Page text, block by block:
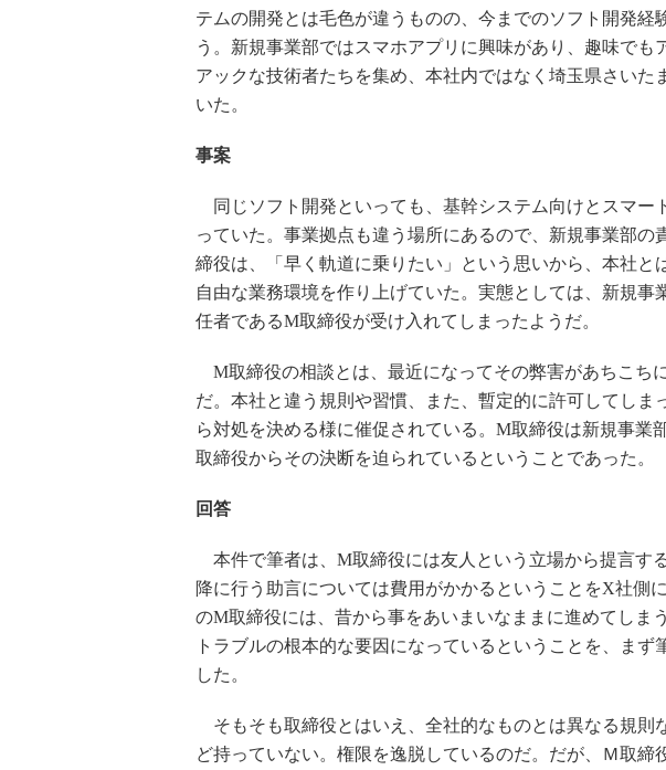
テムの開発とは毛色が違うものの、今までのソフト開発経
う。新規事業部ではスマホアプリに興味があり、趣味でも
アックな技術者たちを集め、本社内ではなく埼玉県さいた
いた。
事案
同じソフト開発といっても、基幹システム向けとスマー
っていた。事業拠点も違う場所にあるので、新規事業部の
締役は、「早く軌道に乗りたい」という思いから、本社と
自由な業務環境を作り上げていた。実態としては、新規事
任者であるM取締役が受け入れてしまったようだ。
M取締役の相談とは、最近になってその弊害があちこち
だ。本社と違う規則や習慣、また、暫定的に許可してしま
ら対処を決める様に催促されている。M取締役は新規事業
取締役からその決断を迫られているということであった。
回答
本件で筆者は、M取締役には友人という立場から提言す
降に行う助言については費用がかかるということをX社側
のM取締役には、昔から事をあいまいなままに進めてしま
トラブルの根本的な要因になっているということを、まず
した。
そもそも取締役とはいえ、全社的なものとは異なる規則
ど持っていない。権限を逸脱しているのだ。だが、Ｍ取締